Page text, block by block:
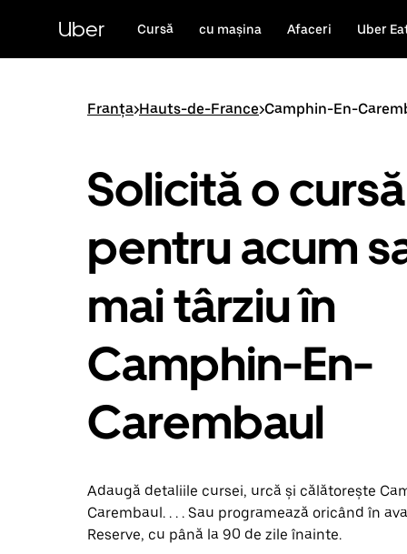
conținutul
principal
Uber Cursă cu mașina Afaceri Uber
Franța>Hauts-de-France>Camphin-En-
Solicită o cursă
pentru acum
mai târziu în
Camphin-En-
Carembaul
Adaugă detaliile cursei, urcă și călătorește
Carembaul. . . . Sau programează oricând în
Reserve, cu până la 90 de zile înainte.